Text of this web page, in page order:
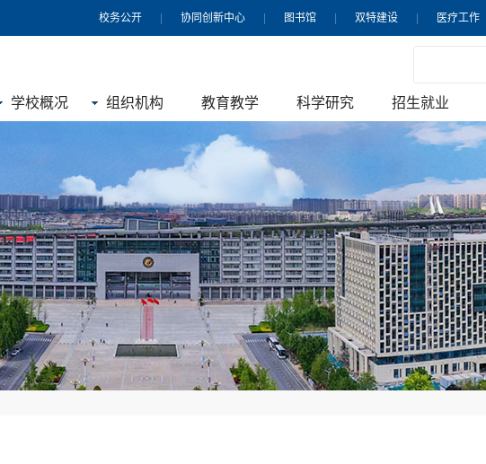
医疗工作
双特建设
图书馆
协同创新中心
校务公开
学校概况 组织机构 教育教学 科学研究 招生就业